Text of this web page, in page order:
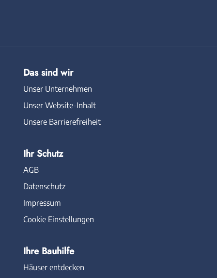
Das sind wir
Unser Unternehmen
Unser Website-Inhalt
Unsere Barrierefreiheit
Ihr Schutz
AGB
Datenschutz
Impressum
Cookie Einstellungen
Ihre Bauhilfe
Häuser entdecken